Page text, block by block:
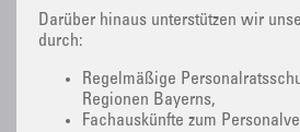
Darüber hinaus unterstützen wir
durch:
Regelmäßige
Regionen Bayerns,
Fachauskünfte zum